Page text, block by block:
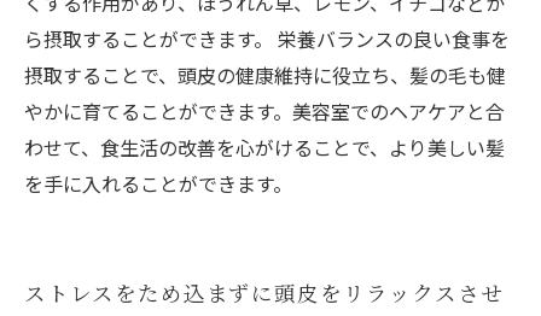
ら摂取することができます。 栄養バランスの良い食事を
摂取することで、頭皮の健康維持に役立ち、髪の毛も健
やかに育てることができます。美容室でのヘアケアと合
わせて、食生活の改善を心がけることで、より美しい髪
を手に入れることができます。
ストレスをため込まずに頭皮をリラックスさせ